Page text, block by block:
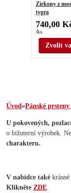
Zirkony z
tygra
740,00
/ks
Zvolit
Úvod»Pánské
U pokovených,
o bižuterní výrobek.
charakteru.
V nabídce také
KlikněteZDE